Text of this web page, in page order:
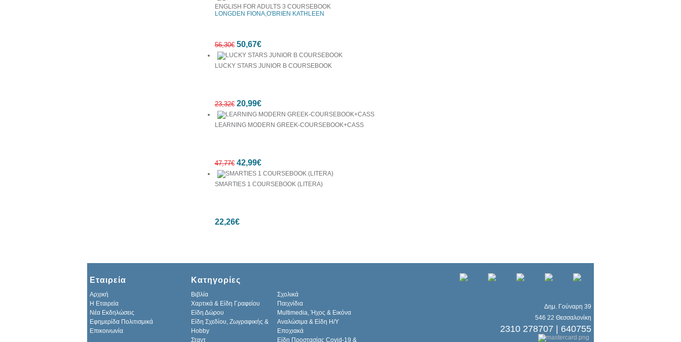
ENGLISH FOR ADULTS 3 COURSEBOOK
LONGDEN FIONA,O'BRIEN KATHLEEN
56,30€ 50,67€
LUCKY STARS JUNIOR Β COURSEBOOK
23,32€ 20,99€
LEARNING MODERN GREEK-COURSEBOOK+CASS
47,77€ 42,99€
SMARTIES 1 COURSEBOOK (LITERA)
22,26€
Εταιρεία
Αρχική
H Εταιρεία
Νέα Εκδηλώσεις
Εφημερίδα Πολιτισμικά
Επικοινωνία
Κατηγορίες
Βιβλία
Σχολικά
Χαρτικά & Είδη Γραφείου
Παιχνίδια
Είδη Δώρου
Multimedia, Ήχος & Εικόνα
Είδη Σχεδίου, Ζωγραφικής &
Hobby
Αναλώσιμα & Είδη Η/Υ
Εποχιακά
Σταντ
Είδη Προστασίας Covid-19 &
Δημ. Γούναρη 39
546 22 Θεσσαλονίκη
2310 278707 | 640755